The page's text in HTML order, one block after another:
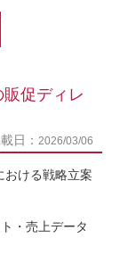
販促ディレ
日： 2026/03/06
おける戦略立案
・売上データ